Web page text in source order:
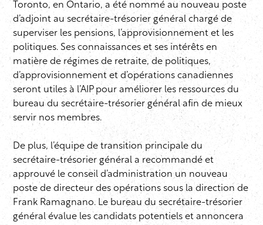
Toronto, en Ontario, a été nommé au nouveau poste
d’adjoint au secrétaire-trésorier général chargé de
superviser les pensions, l’approvisionnement et les
politiques. Ses connaissances et ses intérêts en
matière de régimes de retraite, de politiques,
d’approvisionnement et d’opérations canadiennes
seront utiles à l’AIP pour améliorer les ressources du
bureau du secrétaire-trésorier général afin de mieux
servir nos membres.
De plus, l’équipe de transition principale du
secrétaire-trésorier général a recommandé et
approuvé le conseil d’administration un nouveau
poste de directeur des opérations sous la direction de
Frank Ramagnano. Le bureau du secrétaire-trésorier
général évalue les candidats potentiels et annoncera